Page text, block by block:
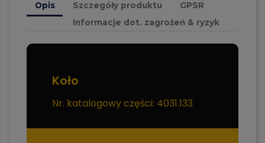
Opis Szczegóły produktu
GPSR
Informacje dot. zagrożeń & ryzyk
Koło
Nr. katalogowy części: 4031.133